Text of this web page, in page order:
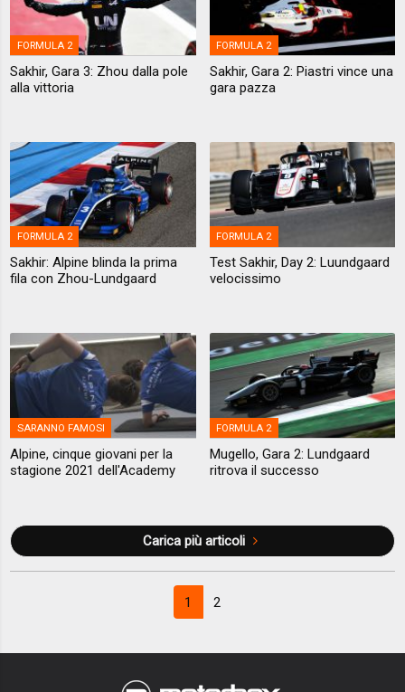
FORMULA 2
Sakhir, Gara 3: Zhou dalla pole
alla vittoria
FORMULA 2
Sakhir, Gara 2: Piastri vince una
gara pazza
FORMULA 2
Sakhir: Alpine blinda la prima
fila con Zhou-Lundgaard
FORMULA 2
Test Sakhir, Day 2: Luundgaard
velocissimo
SARANNO FAMOSI
Alpine, cinque giovani per la
stagione 2021 dell'Academy
FORMULA 2
Mugello, Gara 2: Lundgaard
ritrova il successo
Carica più articoli
1 2